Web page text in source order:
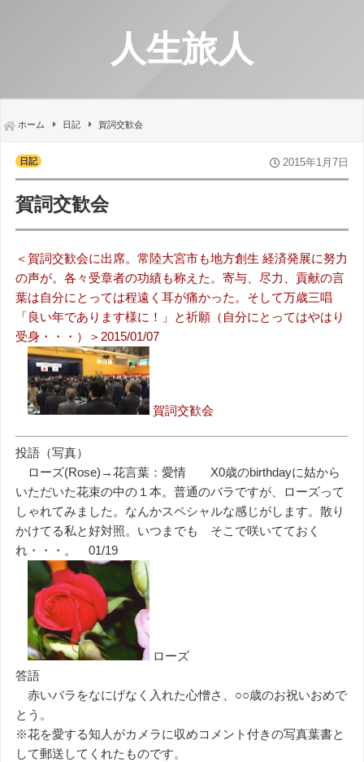
人生旅人
ホーム 日記 賀詞交歓会
日記 2015年1月7日
賀詞交歓会
＜賀詞交歓会に出席。常陸大宮市も地方創生 経済発展に努力
の声が。各々受章者の功績も称えた。寄与、尽力、貢献の言
葉は自分にとっては程遠く耳が痛かった。そして万歳三唱
「良い年であります様に！」と祈願（自分にとってはやはり
受身・・・）＞2015/01/07
賀詞交歓会
投語（写真）
ローズ(Rose)→花言葉：愛情 X0歳のbirthdayに姑から
いただいた花束の中の１本。普通のバラですが、ローズって
しゃれてみました。なんかスペシャルな感じがします。散り
かけてる私と好対照。いつまでも そこで咲いてておく
れ・・・。 01/19
ローズ
答語
赤いバラをなにげなく入れた心憎さ、○○歳のお祝いおめで
とう。
※花を愛する知人がカメラに収めコメント付きの写真葉書と
して郵送してくれたものです。